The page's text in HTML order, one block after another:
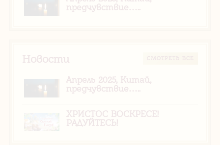
предчувствие…..
Новости
Апрель 2025, Китай,
предчувствие…..
ХРИСТОС ВОСКРЕСЕ!
РАДУЙТЕСЬ!